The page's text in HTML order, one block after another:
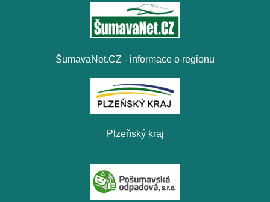
ŠumavaNet.CZ - informace o regionu
Plzeňský kraj